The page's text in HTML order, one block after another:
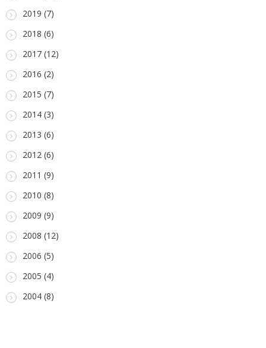
2019 (7)
2018 (6)
2017 (12)
2016 (2)
2015 (7)
2014 (3)
2013 (6)
2012 (6)
2011 (9)
2010 (8)
2009 (9)
2008 (12)
2006 (5)
2005 (4)
2004 (8)